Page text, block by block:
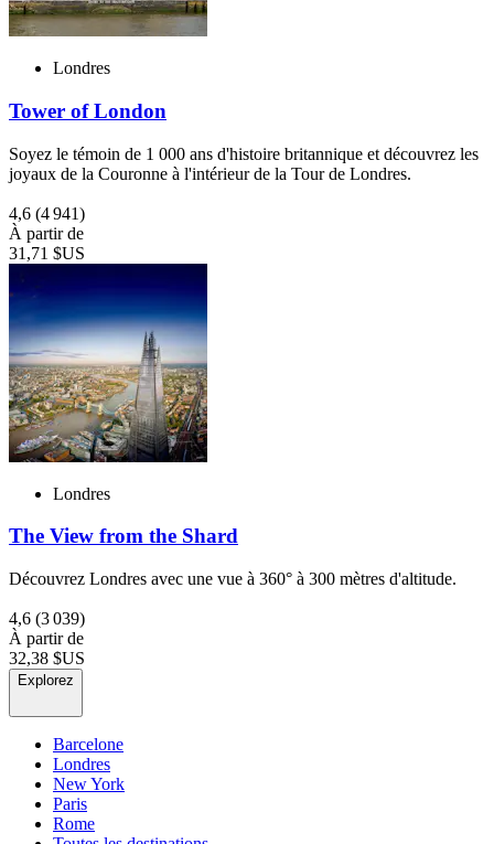
Londres
Tower of London
Soyez le témoin de 1 000 ans d'histoire britannique et découvrez les
joyaux de la Couronne à l'intérieur de la Tour de Londres.
4,6 (4 941)
À partir de
31,71 $US
Londres
The View from the Shard
Découvrez Londres avec une vue à 360° à 300 mètres d'altitude.
4,6 (3 039)
À partir de
32,38 $US
Explorez
Barcelone
Londres
New York
Paris
Rome